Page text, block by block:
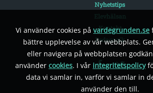
Vi använder cookies på vardegrunden.se
bättre upplevelse av vår webbplats.
eller navigera på webbplatsen
använder cookies. I vår integritetspolicy
data vi samlar in, varför vi samlar in
använder den till.
Nyhetstips
Kontakt
Pedagogik